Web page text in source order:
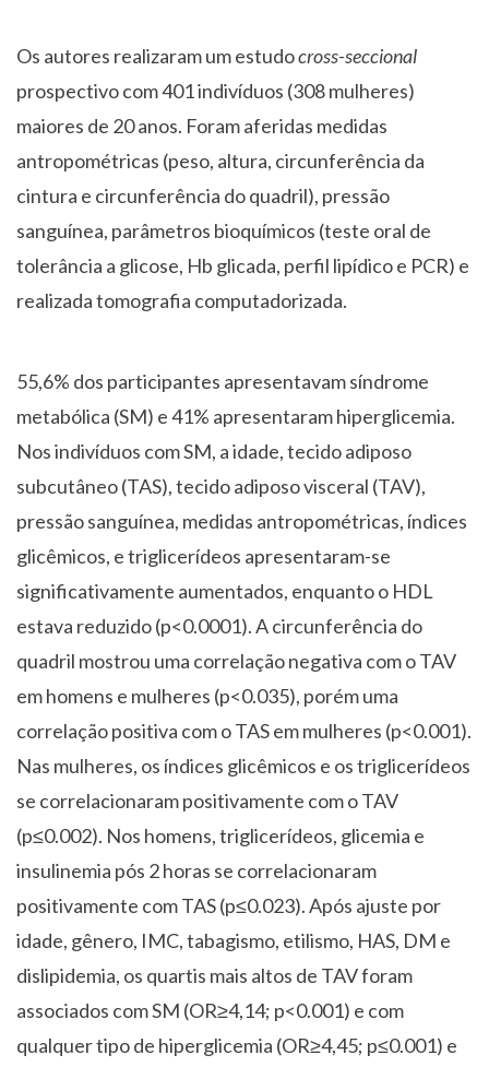
Os autores realizaram um estudocross-seccional
prospectivo com 401 indivíduos (308 mulheres)
maiores de 20 anos. Foram aferidas medidas
antropométricas (peso, altura, circunferência da
cintura e circunferência do quadril), pressão
sanguínea, parâmetros bioquímicos (teste oral de
tolerância a glicose, Hb glicada, perfil lipídico e PCR) e
realizada tomografia computadorizada.
55,6% dos participantes apresentavam síndrome
metabólica (SM) e 41% apresentaram hiperglicemia.
Nos indivíduos com SM, a idade, tecido adiposo
subcutâneo (TAS), tecido adiposo visceral (TAV),
pressão sanguínea, medidas antropométricas, índices
glicêmicos, e triglicerídeos apresentaram-se
significativamente aumentados, enquanto o HDL
estava reduzido (p<0.0001). A circunferência do
quadril mostrou uma correlação negativa com o TAV
em homens e mulheres (p<0.035), porém uma
correlação positiva com o TAS em mulheres (p<0.001).
Nas mulheres, os índices glicêmicos e os triglicerídeos
se correlacionaram positivamente com o TAV
(p≤0.002). Nos homens, triglicerídeos, glicemia e
insulinemia pós 2 horas se correlacionaram
positivamente com TAS (p≤0.023). Após ajuste por
idade, gênero, IMC, tabagismo, etilismo, HAS, DM e
dislipidemia, os quartis mais altos de TAV foram
associados com SM (OR≥4,14; p<0.001) e com
qualquer tipo de hiperglicemia (OR≥4,45; p≤0.001) e